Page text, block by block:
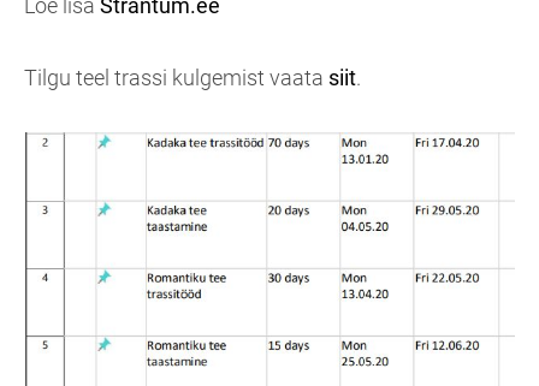
Tilgu teel trassi kulgemist vaata siit.